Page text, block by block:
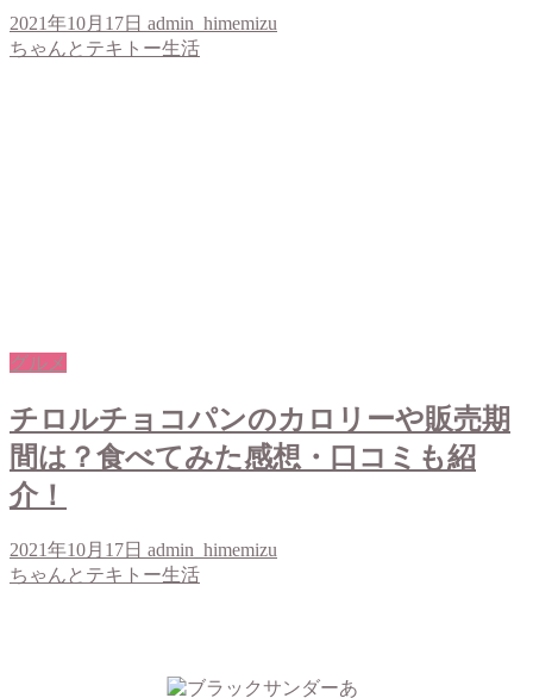
2021年10月17日 admin_himemizu
ちゃんとテキトー生活
グルメ
チロルチョコパンのカロリーや販売期
間は？食べてみた感想・口コミも紹
介！
2021年10月17日 admin_himemizu
ちゃんとテキトー生活